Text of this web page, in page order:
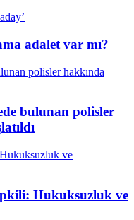
adalet var mı?
bulunan polisler
Hukuksuzluk ve